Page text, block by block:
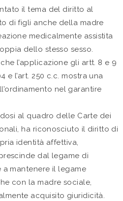
il tema del diritto al
di figli anche della madre
medicalmente assistita
dello stesso sesso.
l’applicazione gli artt. 8 e 9
e l’art. 250 c.c. mostra una
nel garantire
al quadro delle Carte dei
ha riconosciuto il diritto di
identità affettiva,
dal legame di
a mantenere il legame
con la madre sociale,
acquisito giuridicità.